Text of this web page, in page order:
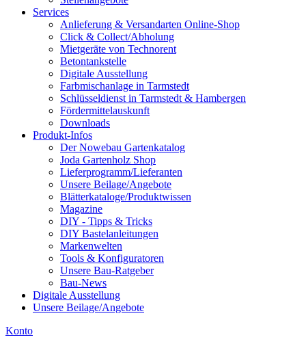
Services
Anlieferung & Versandarten Online-Shop
Click & Collect/Abholung
Mietgeräte von Technorent
Betontankstelle
Digitale Ausstellung
Farbmischanlage in Tarmstedt
Schlüsseldienst in Tarmstedt & Hambergen
Fördermittelauskunft
Downloads
Produkt-Infos
Der Nowebau Gartenkatalog
Joda Gartenholz Shop
Lieferprogramm/Lieferanten
Unsere Beilage/Angebote
Blätterkataloge/Produktwissen
Magazine
DIY - Tipps & Tricks
DIY Bastelanleitungen
Markenwelten
Tools & Konfiguratoren
Unsere Bau-Ratgeber
Bau-News
Digitale Ausstellung
Unsere Beilage/Angebote
Konto